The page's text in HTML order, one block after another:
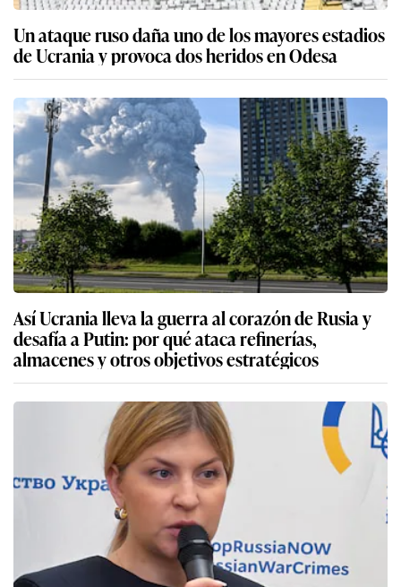
Un ataque ruso daña uno de los mayores estadios
de Ucrania y provoca dos heridos en Odesa
Así Ucrania lleva la guerra al corazón de Rusia y
desafía a Putin: por qué ataca refinerías,
almacenes y otros objetivos estratégicos